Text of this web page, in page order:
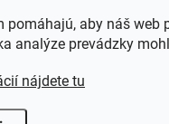
pomáhajú, aby náš web
analýze prevádzky
nájdete tu